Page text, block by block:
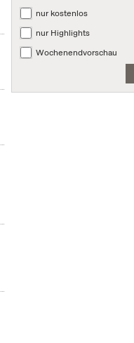
nur kostenlos
nur Highlights
Wochenendvorschau